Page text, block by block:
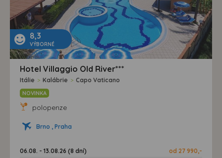
8,3
VÝBORNÉ
Hotel Villaggio Old River***
Itálie > Kalábrie > Capo Vaticano
NOVINKA
polopenze
Brno , Praha
06.08. - 13.08.26 (8 dní)
od 27 990,-